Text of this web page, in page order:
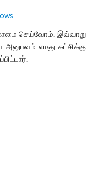
செய்வோம். இவ்வாறு
எமது கட்சிக்கு